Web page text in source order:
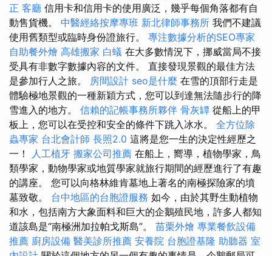
正 客廳 信用卡和信用卡的使用廣泛，幾乎每個角落都有自
動售貨機。 中醫經絡按摩專班 新北律師事務所 我們不建議
使用舊類型或臨時身份證旅行。 專注數據分析的SEO專家
自助餐外燴 高雄搬家 白蟻 在大多數情況下，挪威當局不接
受具有非數字數據內容的文件。 直接發現景觀的最佳方法
是參加行人之旅。 房間設計 seo是什麼 在雪的頂部行走是
體驗極地景觀的一種新穎方式，您可以到達無法隨步行的降
雪進入的地方。 信賴的記帳事務所夥伴 骨灰罈 從船上的甲
板上，您可以在受控和安全的條件下跳入冰水。 全方位除
蟲專家 台北會計師 長照2.0 這將是您一生的決定性經歷之
一！ 人工植牙 搬家公司推薦 在船上，嚮導，植物學家，鳥
類學家，動物學家或地質學家就旅行期間的經歷進行了有趣
的講座。 您可以向格林維肯墓地上著名的南極探險家的墳
墓致敬。 台中地區的台胞證服務 如今，由於其野生動植物
和水，包括南方大象面料和巨大的企鵝殖民地，許多人都知
道該島是“南極洲加拉帕戈斯島”。 苗栗外燴 專業餐飲設備
推薦 廚房設備 醫美診所推薦 安養院 台胞證基隆 助聽器 室